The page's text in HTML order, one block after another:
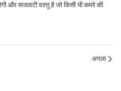
और सजावटी वस्तु है जो किसी भी कमरे की
अगला